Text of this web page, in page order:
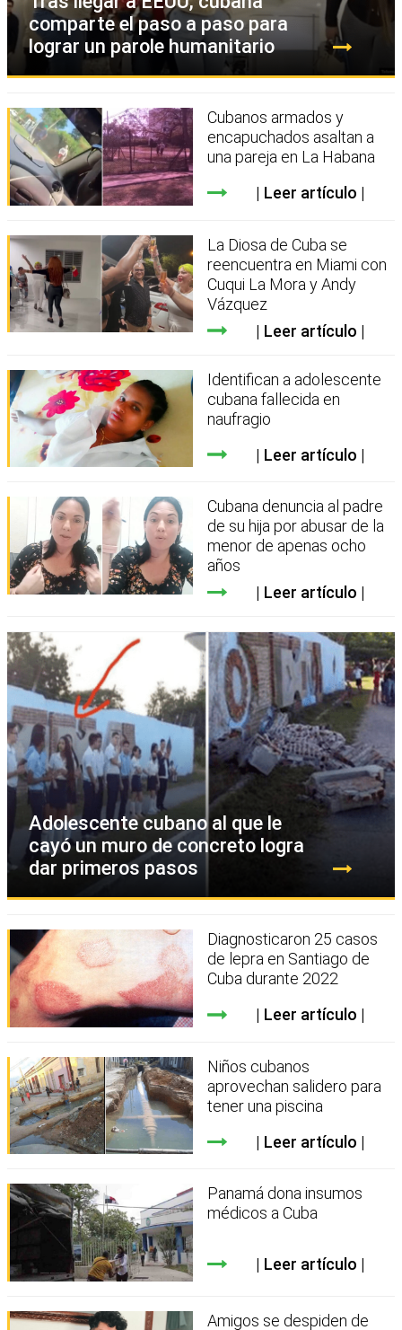
comparte el paso a paso para
lograr un parole humanitario
Cubanos armados y
encapuchados asaltan a
una pareja en La Habana
Leer artículo
La Diosa de Cuba se
reencuentra en Miami con
Cuqui La Mora y Andy
Vázquez
Leer artículo
Identifican a adolescente
cubana fallecida en
naufragio
Leer artículo
Cubana denuncia al padre
de su hija por abusar de la
menor de apenas ocho
años
Leer artículo
Adolescente cubano al que le
cayó un muro de concreto logra
dar primeros pasos
Diagnosticaron 25 casos
de lepra en Santiago de
Cuba durante 2022
Leer artículo
Niños cubanos
aprovechan salidero para
tener una piscina
Leer artículo
Panamá dona insumos
médicos a Cuba
Leer artículo
Amigos se despiden de